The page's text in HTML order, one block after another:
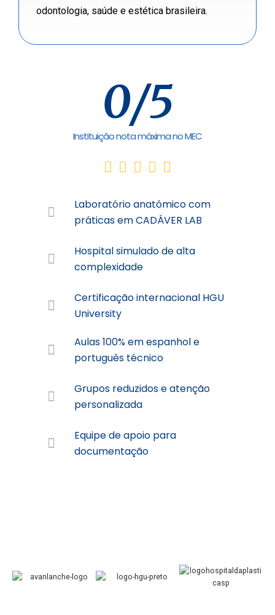
odontologia, saúde e estética brasileira.
Instituição nota máxima no MEC
0/5
Laboratório anatômico com
práticas em CADÁVER LAB
Hospital simulado de alta
complexidade
Certificação internacional HGU
University
Aulas 100% em espanhol e
português técnico
Grupos reduzidos e atenção
personalizada
Equipe de apoio para
documentação